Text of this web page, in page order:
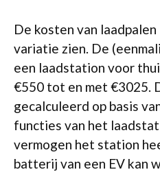
De kosten van
variatie zien. De
een laadstation voor
€550 tot en met €3025.
gecalculeerd op basis
functies van het
vermogen het station
batterij van een EV kan